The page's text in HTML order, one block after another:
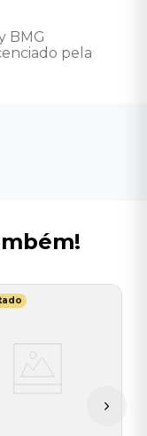
BMG
pela